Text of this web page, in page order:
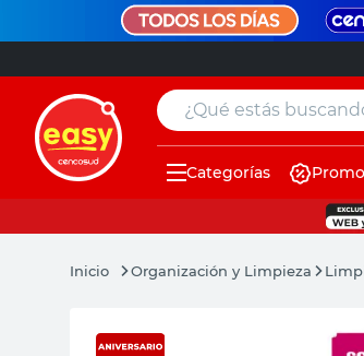
¿Qué estás buscando?
Categorías
Organización y Limpieza
muebles